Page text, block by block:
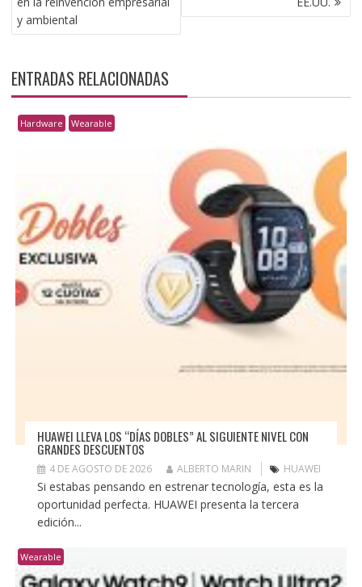
y ambiental
ENTRADAS RELACIONADAS
Hardware Wearable
HUAWEI LLEVA LOS “DÍAS DOBLES” AL SIGUIENTE NIVEL CON
GRANDES DESCUENTOS
4 DE AGOSTO DE 2026 ALBERTO MARIN HUAWEI
Si estabas pensando en estrenar tecnología, esta es la
oportunidad perfecta. HUAWEI presenta la tercera
edición...
Wearable